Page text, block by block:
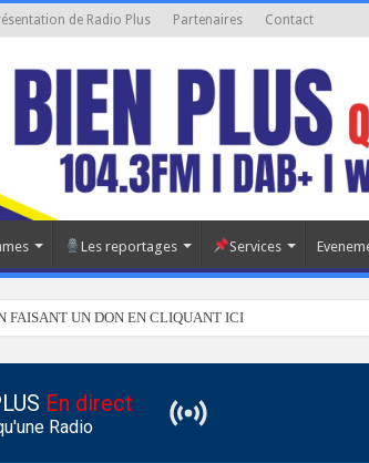
de Radio Plus Partenaires Contact
Les reportages Services
FAISANT UN DON EN CLIQUANT ICI
En direct
Radio